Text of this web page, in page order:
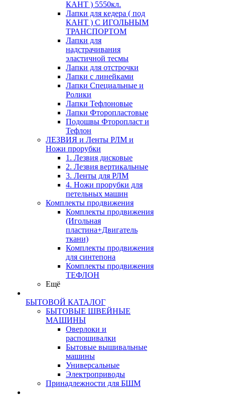
КАНТ ) 5550кл.
Лапки для кедера ( под
КАНТ ) С ИГОЛЬНЫМ
ТРАНСПОРТОМ
Лапки для
надстрачивания
эластичной тесмы
Лапки для отстрочки
Лапки с линейками
Лапки Специальные и
Ролики
Лапки Тефлоновые
Лапки Фторопластовые
Подошвы Фторопласт и
Тефлон
ЛЕЗВИЯ и Ленты РЛМ и
Ножи прорубки
1. Лезвия дисковые
2. Лезвия вертикальные
3. Ленты для РЛМ
4. Ножи прорубки для
петельных машин
Комплекты продвижения
Комплекты продвижения
(Игольная
пластина+Двигатель
ткани)
Комплекты продвижения
для синтепона
Комплекты продвижения
ТЕФЛОН
Ещё
БЫТОВОЙ КАТАЛОГ
БЫТОВЫЕ ШВЕЙНЫЕ
МАШИНЫ
Оверлоки и
распошивалки
Бытовые вышивальные
машины
Универсальные
Электроприводы
Принадлежности для БШМ